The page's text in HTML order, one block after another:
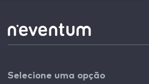
Selecione uma opção